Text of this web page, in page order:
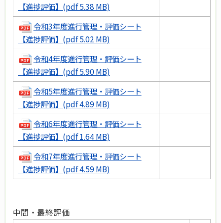
【進捗評価】(pdf 5.38 MB)
令和3年度進行管理・評価シート
【進捗評価】(pdf 5.02 MB)
令和4年度進行管理・評価シート
【進捗評価】(pdf 5.90 MB)
令和5年度進行管理・評価シート
【進捗評価】(pdf 4.89 MB)
令和6年度進行管理・評価シート
【進捗評価】(pdf 1.64 MB)
令和7年度進行管理・評価シート
【進捗評価】(pdf 4.59 MB)
中間・最終評価